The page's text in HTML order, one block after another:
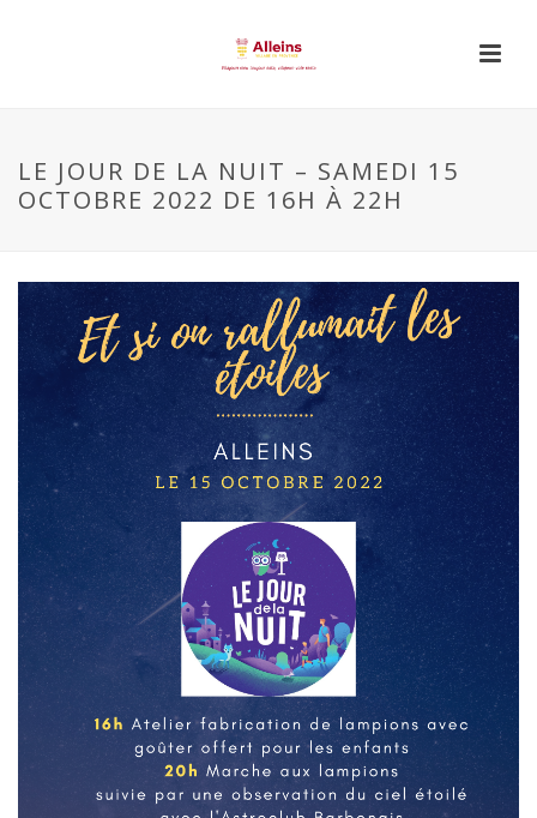
LE JOUR DE LA NUIT – SAMEDI 15
OCTOBRE 2022 DE 16H À 22H